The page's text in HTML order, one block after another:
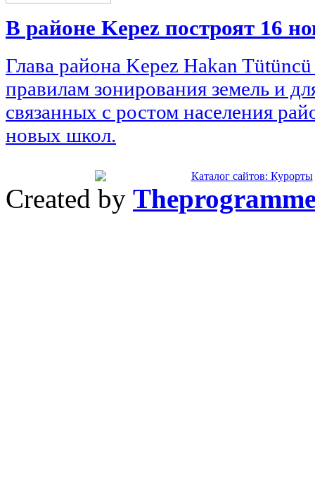
В районе Kepez построят 16
Глава района Kepez Hakan
правилам зонирования земель и
связанных с ростом населения
новых школ.
Created by